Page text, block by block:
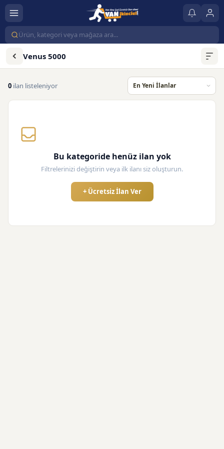
Venus 5000
0 ilan listeleniyor
Bu kategoride henüz ilan yok
Filtrelerinizi değiştirin veya ilk ilanı siz oluşturun.
+ Ücretsiz İlan Ver